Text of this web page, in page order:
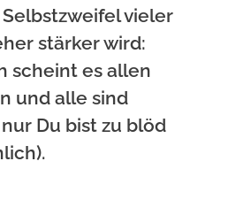
vieler
stärker wird:
scheint es allen
und alle sind
Du bist zu blöd